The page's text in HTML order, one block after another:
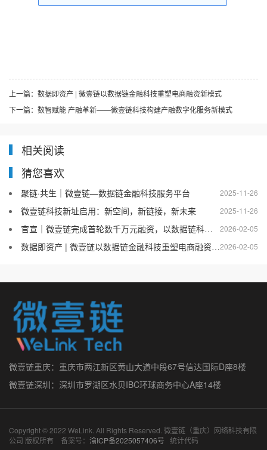
上一篇： 数据即资产 | 微壹链以数据链金融科技重塑电商融资新模式
下一篇： 数智赋能 产融革新——微壹链科技构建产融数字化服务新模式
相关阅读
猜您喜欢
2025-11-26
聚链·共生｜微壹链—数据链金融科技服务平台
2025-11-26
微壹链科技新址启用：新空间，新链接，新未来
2026-02-05
官宣｜微壹链完成首轮数千万元融资，以数据链科技赋能产融协同，开启全域产业服务新征程
2026-02-05
数据即资产 | 微壹链以数据链金融科技重塑电商融资新模式
微壹链重庆：重庆市两江新区黄山大道中段67号信达国际D座8楼
微壹链深圳：深圳市罗湖区水贝IBC环球商务中心A座14楼
Copyright © 2022 WeLink. All Rights Reserved. 微壹链（重庆）网络科技有限
公司 版权所有 备案号： 渝ICP备2025057406号 统计代码